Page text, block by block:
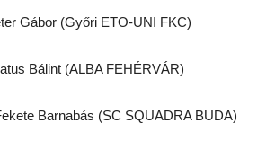
Gábor (Győri ETO-UNI FKC)
Bálint (ALBA FEHÉRVÁR)
Barnabás (SC SQUADRA BUDA)